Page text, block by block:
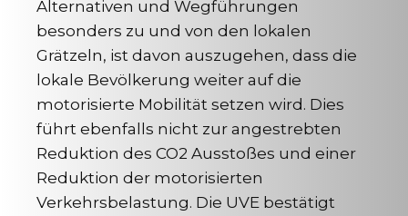
Alternativen und Wegführungen
besonders zu und von den lokalen
Grätzeln, ist davon auszugehen, dass die
lokale Bevölkerung weiter auf die
motorisierte Mobilität setzen wird. Dies
führt ebenfalls nicht zur angestrebten
Reduktion des CO2 Ausstoßes und einer
Reduktion der motorisierten
Verkehrsbelastung. Die UVE bestätigt